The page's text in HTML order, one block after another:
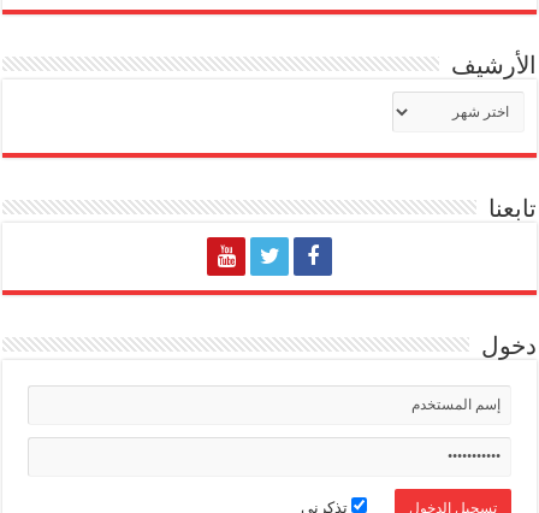
الأرشيف
الأرشيف
تابعنا
دخول
تذكرني